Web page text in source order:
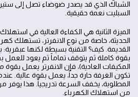
الشباك الذي قد يصدر ضوضاء تصل إلى
السبليت نعمة حقيقية.
الميزة الثانية هي الكفاءة العالية في
الحديثة، خاصة من نوع الانفرتر، تستهلك
القديمة. كيف؟ التقنية بسيطة لكنها
بقوة كاملة ثم يتوقف تماماً ثم يعود للعمل
المكيفات العادية)، فإن الانفرتر يعمل
تكون الغرفة حارة جداً، يعمل بقوة عالية.
المطلوبة، يخفف السرعة تدريجياً. هذا يوفر
من استهلاك الكهرباء.